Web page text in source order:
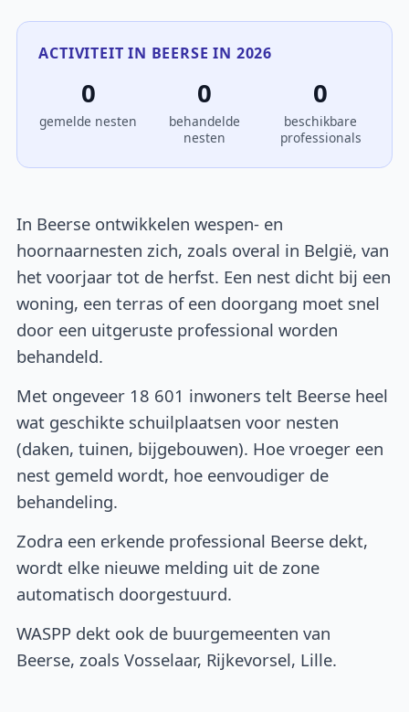
ACTIVITEIT IN BEERSE IN 2026
0
gemelde nesten
0
behandelde
nesten
0
beschikbare
professionals
In Beerse ontwikkelen wespen- en
hoornaarnesten zich, zoals overal in België, van
het voorjaar tot de herfst. Een nest dicht bij een
woning, een terras of een doorgang moet snel
door een uitgeruste professional worden
behandeld.
Met ongeveer 18 601 inwoners telt Beerse heel
wat geschikte schuilplaatsen voor nesten
(daken, tuinen, bijgebouwen). Hoe vroeger een
nest gemeld wordt, hoe eenvoudiger de
behandeling.
Zodra een erkende professional Beerse dekt,
wordt elke nieuwe melding uit de zone
automatisch doorgestuurd.
WASPP dekt ook de buurgemeenten van
Beerse, zoals Vosselaar, Rijkevorsel, Lille.